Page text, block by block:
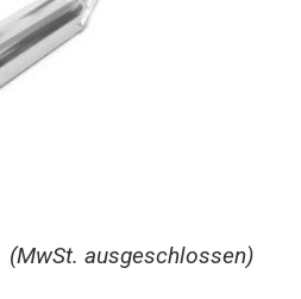
(MwSt. ausgeschlossen)